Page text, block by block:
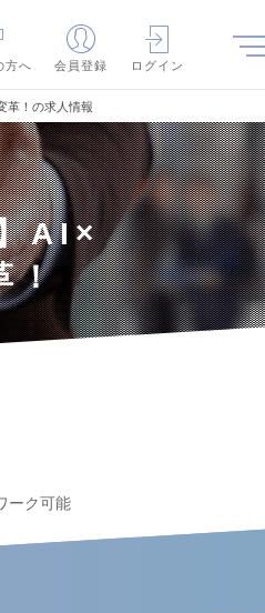
方へ 会員登録 ログイン
革！の求人情報
AI×
！
ーク可能